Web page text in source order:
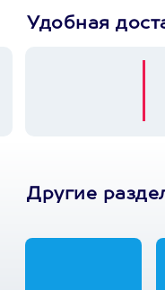
Удобная
Другие